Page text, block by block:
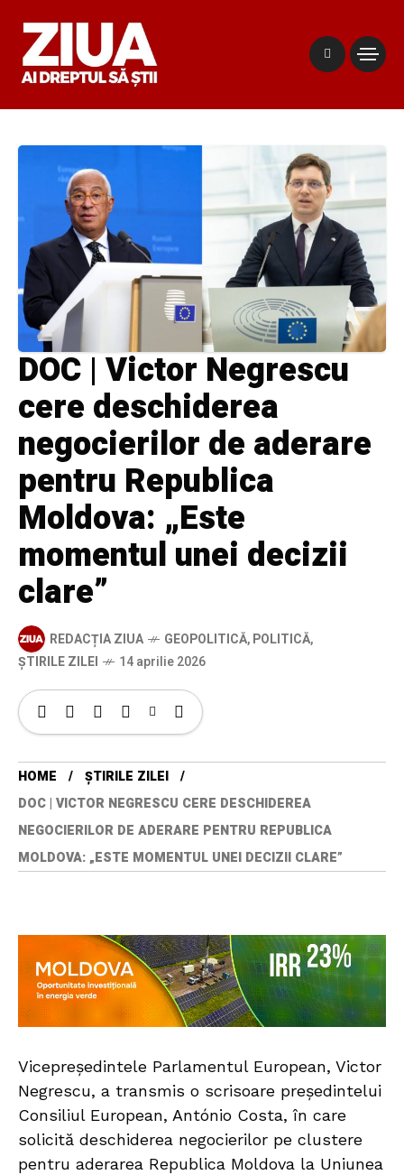
DOC | Victor Negrescu
cere deschiderea
negocierilor de aderare
pentru Republica
Moldova: „Este
momentul unei decizii
clare”
REDACȚIA ZIUA GEOPOLITICĂ,POLITICĂ,
ȘTIRILE ZILEI
14 aprilie 2026
HOME
ȘTIRILE ZILEI
DOC | VICTOR NEGRESCU CERE DESCHIDEREA
NEGOCIERILOR DE ADERARE PENTRU REPUBLICA
MOLDOVA: „ESTE MOMENTUL UNEI DECIZII CLARE”
Vicepreședintele Parlamentul European, Victor
Negrescu, a transmis o scrisoare președintelui
Consiliul European, António Costa, în care
solicită deschiderea negocierilor pe clustere
pentru aderarea Republica Moldova la Uniunea